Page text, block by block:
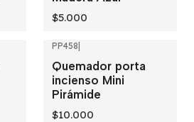
$5.000
PP458
Quemador porta
incienso Mini
Pirámide
$10.000